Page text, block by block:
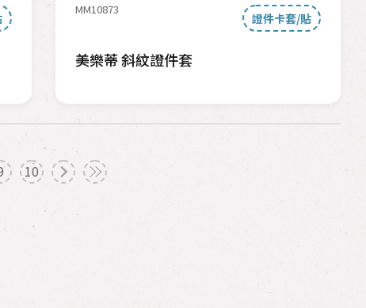
MM10873
證件卡套/貼
美樂蒂 斜紋證件套
10